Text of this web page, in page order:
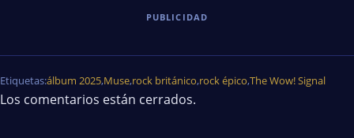
PUBLICIDAD
Etiquetas:álbum 2025,Muse,rock británico,rock épico,The Wow! Signal
Los comentarios están cerrados.